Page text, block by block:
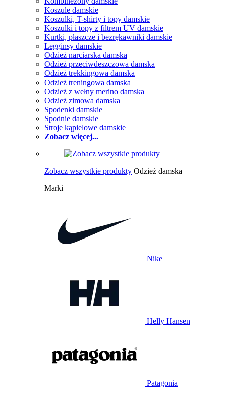
Koszule damskie
Koszulki, T-shirty i topy damskie
Koszulki i topy z filtrem UV damskie
Kurtki, płaszcze i bezrękawniki damskie
Legginsy damskie
Odzież narciarska damska
Odzież przeciwdeszczowa damska
Odzież trekkingowa damska
Odzież treningowa damska
Odzież z wełny merino damska
Odzież zimowa damska
Spodenki damskie
Spodnie damskie
Stroje kąpielowe damskie
Zobacz więcej...
Zobacz wszystkie produkty Odzież damska
Marki
Nike
Helly Hansen
Patagonia